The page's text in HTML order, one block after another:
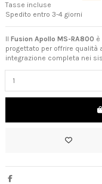
Tasse incluse
Spedito entro 3-4 giorni
Il Fusion Apollo MS-RA800 è
progettato per offrire qualità
integrazione completa nei